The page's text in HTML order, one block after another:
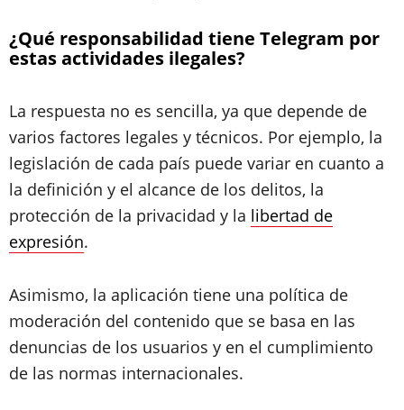
¿Qué responsabilidad tiene Telegram por
estas actividades ilegales?
La respuesta no es sencilla, ya que depende de
varios factores legales y técnicos. Por ejemplo, la
legislación de cada país puede variar en cuanto a
la definición y el alcance de los delitos, la
protección de la privacidad y la libertad de
expresión.
Asimismo, la aplicación tiene una política de
moderación del contenido que se basa en las
denuncias de los usuarios y en el cumplimiento
de las normas internacionales.